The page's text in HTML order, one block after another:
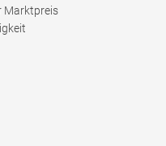
Marktpreis